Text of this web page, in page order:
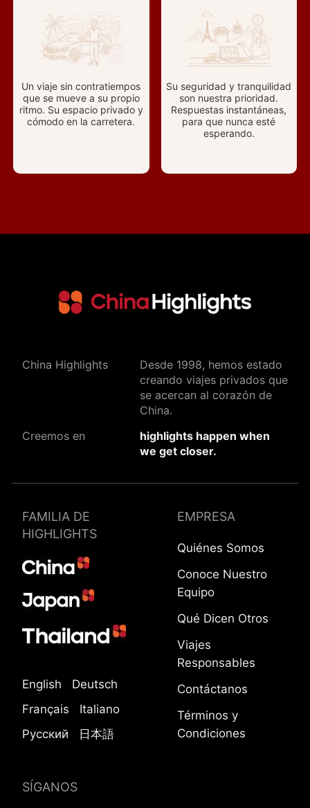
Un viaje sin contratiempos
que se mueve a su propio
ritmo. Su espacio privado y
cómodo en la carretera.
Su seguridad y tranquilidad
son nuestra prioridad.
Respuestas instantáneas,
para que nunca esté
esperando.
China Highlights
Desde 1998, hemos estado
creando viajes privados que
se acercan al corazón de
China.
Creemos en
highlights happen when
we get closer.
FAMILIA DE
HIGHLIGHTS
English
Deutsch
Français
Italiano
Русский
日本語
SÍGANOS
EMPRESA
Quiénes Somos
Conoce Nuestro
Equipo
Qué Dicen Otros
Viajes
Responsables
Contáctanos
Términos y
Condiciones